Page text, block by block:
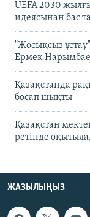
UEFA 2030
идеясынан бас
"Жосықсыз
Ермек
Қазақстанда
босап шықты
Қазақстан
ретінде
ЖАЗЫЛЫҢЫЗ